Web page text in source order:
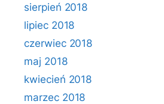
sierpień 2018
lipiec 2018
czerwiec 2018
maj 2018
kwiecień 2018
marzec 2018